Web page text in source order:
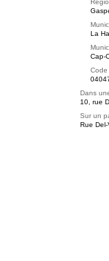
La
Cap-
Code
Dans
10, rue
Sur un
Rue Del-